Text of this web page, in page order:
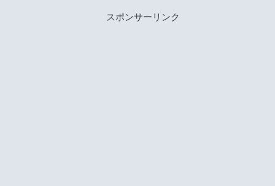
スポンサーリンク